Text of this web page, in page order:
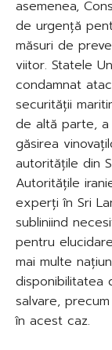
asemenea,
de urgență
măsuri de
viitor. Statele
condamnat
securității
de altă parte, a
găsirea
autoritățile din
Autoritățile
experți în Sri
subliniind
pentru
mai multe
disponibilitatea
salvare,
în acest caz.